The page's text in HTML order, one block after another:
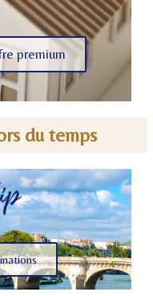
premium
du temps